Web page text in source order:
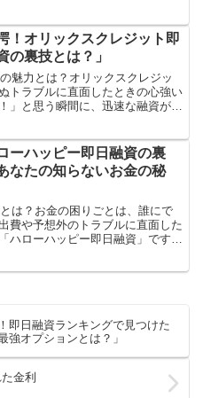
！オリックスクレジット即
の裏技とは？」
魅力とは？オリックスクレジッ
トラブルに直面したときの心強い
」と思う瞬間に、迅速な融資が手
ーハッピー即日融資の裏
なたの知らないお金の秘
は？お金の困りごとは、誰にで
費や予想外のトラブルに直面した
ハローハッピー即日融資」です。
即日融資ランキングで見つけた
強オプションとは？」
金利